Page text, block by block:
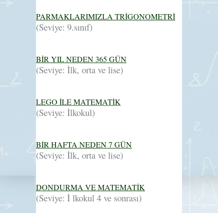
PARMAKLARIMIZLA TRİGONOMETRİ
(Seviye: 9.sınıf)
BİR YIL NEDEN 365 GÜN
(Seviye: İlk, orta ve lise)
LEGO İLE MATEMATİK
(Seviye: İlkokul)
BİR HAFTA NEDEN 7 GÜN
(Seviye: İlk, orta ve lise)
DONDURMA VE MATEMATİK
(Seviye: İ lkokul 4 ve sonrası)